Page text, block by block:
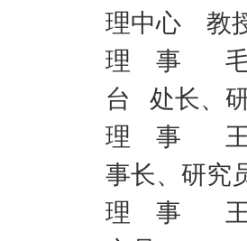
理中心 教
理 事 毛
台 处长、
理 事 王
事长、研究
理 事 王